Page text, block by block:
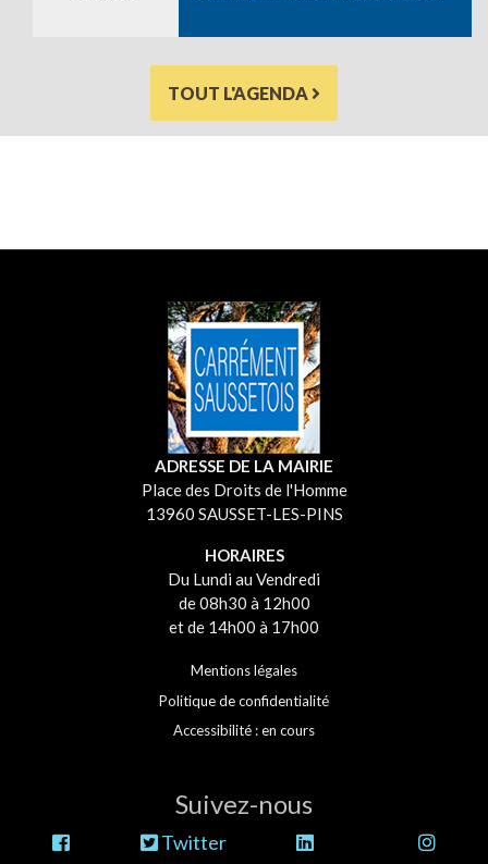
TOUT L'AGENDA
ADRESSE DE LA MAIRIE
Place des Droits de l'Homme
13960 SAUSSET-LES-PINS
HORAIRES
Du Lundi au Vendredi
de 08h30 à 12h00
et de 14h00 à 17h00
Mentions légales
Politique de confidentialité
Accessibilité : en cours
Suivez-nous
Twitter